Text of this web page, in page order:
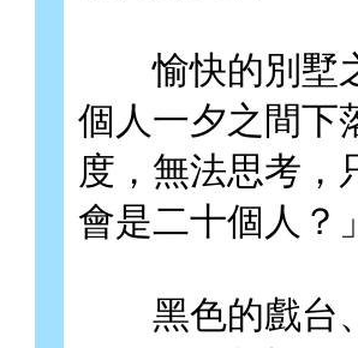
愉快的別墅之
個人一夕之間下
度，無法思考，
會是二十個人？
黑色的戲台、